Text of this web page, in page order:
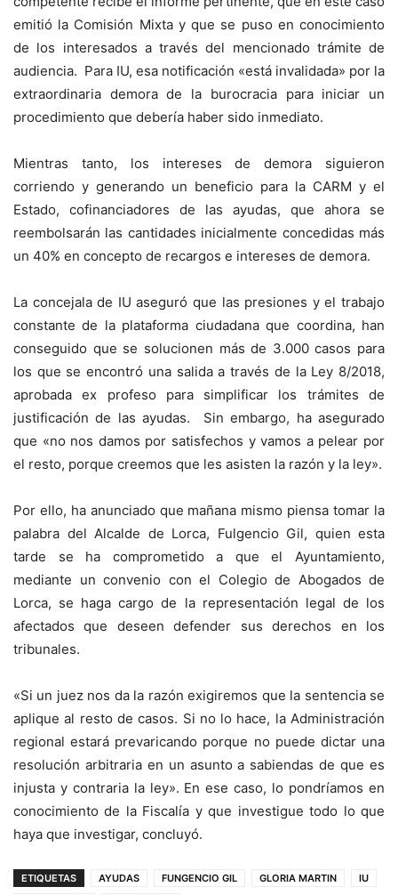
emitió la Comisión Mixta y que se puso en conocimiento
de los interesados a través del mencionado trámite de
audiencia. Para IU, esa notificación «está invalidada» por la
extraordinaria demora de la burocracia para iniciar un
procedimiento que debería haber sido inmediato.
Mientras tanto, los intereses de demora siguieron
corriendo y generando un beneficio para la CARM y el
Estado, cofinanciadores de las ayudas, que ahora se
reembolsarán las cantidades inicialmente concedidas más
un 40% en concepto de recargos e intereses de demora.
La concejala de IU aseguró que las presiones y el trabajo
constante de la plataforma ciudadana que coordina, han
conseguido que se solucionen más de 3.000 casos para
los que se encontró una salida a través de la Ley 8/2018,
aprobada ex profeso para simplificar los trámites de
justificación de las ayudas. Sin embargo, ha asegurado
que «no nos damos por satisfechos y vamos a pelear por
el resto, porque creemos que les asisten la razón y la ley».
Por ello, ha anunciado que mañana mismo piensa tomar la
palabra del Alcalde de Lorca, Fulgencio Gil, quien esta
tarde se ha comprometido a que el Ayuntamiento,
mediante un convenio con el Colegio de Abogados de
Lorca, se haga cargo de la representación legal de los
afectados que deseen defender sus derechos en los
tribunales.
«Si un juez nos da la razón exigiremos que la sentencia se
aplique al resto de casos. Si no lo hace, la Administración
regional estará prevaricando porque no puede dictar una
resolución arbitraria en un asunto a sabiendas de que es
injusta y contraria la ley». En ese caso, lo pondríamos en
conocimiento de la Fiscalía y que investigue todo lo que
haya que investigar, concluyó.
ETIQUETAS AYUDAS FUNGENCIO GIL GLORIA MARTIN
IU